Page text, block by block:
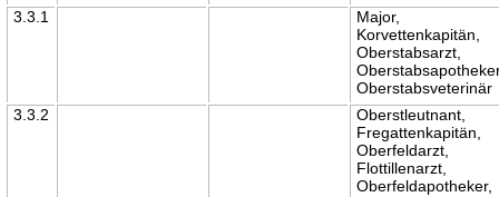
3.3.1
Major,
Korvettenkapitän,
Oberstabsarzt,
Oberstabsveterinär
3.3.2
Oberstleutnant,
Fregattenkapitän,
Oberfeldarzt,
Flottillenarzt,
Oberfeldapotheker,